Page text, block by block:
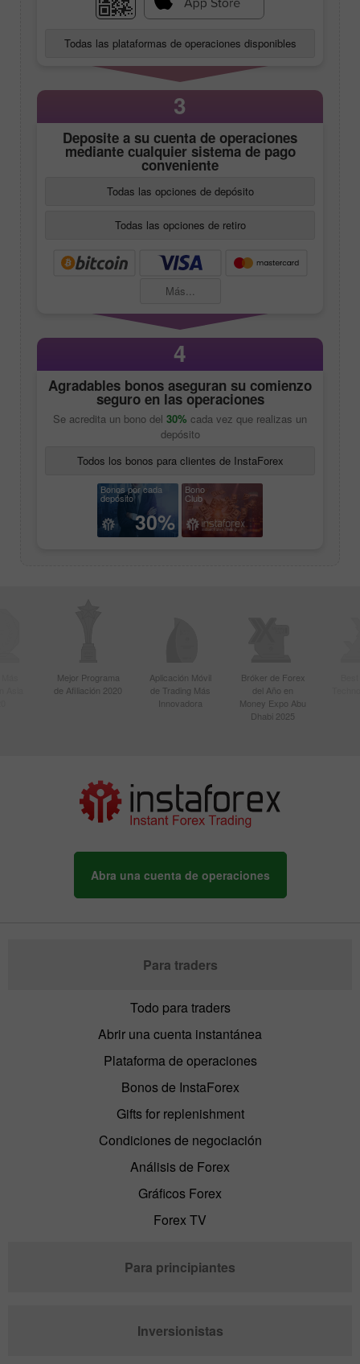
Todas las plataformas de operaciones disponibles
3
Deposite a su cuenta de operaciones
mediante cualquier sistema de pago
conveniente
Todas las opciones de depósito
Todas las opciones de retiro
Más...
4
Agradables bonos aseguran su comienzo
seguro en las operaciones
Se acredita un bono del 30% cada vez que realizas un
depósito
Todos los bonos para clientes de InstaForex
Bonos por cada
depósito
30%
Bono
Club
Mejor Programa
de Afiliación 2020
Aplicación Móvil
de Trading Más
Innovadora
Bróker de Forex
del Año en
Money Expo Abu
Dhabi 2025
Abra una cuenta de operaciones
Para traders
Todo para traders
Abrir una cuenta instantánea
Plataforma de operaciones
Bonos de InstaForex
Gifts for replenishment
Condiciones de negociación
Análisis de Forex
Gráficos Forex
Forex TV
Para principiantes
Inversionistas